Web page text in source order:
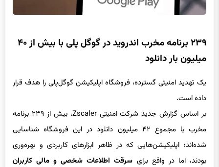
۲۳۹ برنامه مخرب اندروید در گوگل پلی با بیش از ۴۰
میلیون بار دانلود
یک تهدید امنیتی گسترده، فروشگاه اپلیکیشن گوگل‌پلی را هدف قرار
داده است.
بر اساس گزارش جدید شرکت امنیتی Zscaler، بیش از ۲۳۹ برنامه
مخرب با مجموع ۴۲ میلیون دانلود در این فروشگاه شناسایی
شده‌اند؛ اپلیکیشن‌هایی که در ظاهر ابزارهای کاربردی و بهره‌وری
بودند، اما در واقع برای سرقت اطلاعات شخصی و مالی کاربران